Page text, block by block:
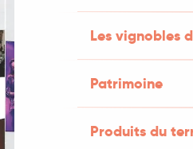
Les vignobles
Patrimoine
Produits du